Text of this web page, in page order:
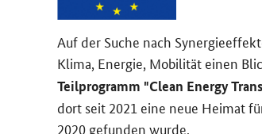
Auf der Suche nach
Klima, En­er­gie, Mo­bi­li­tät einen
Teil­pro­gramm "Clean Energy
dort seit 2021 eine neue Hei­mat
2020 ge­fun­den wurde.